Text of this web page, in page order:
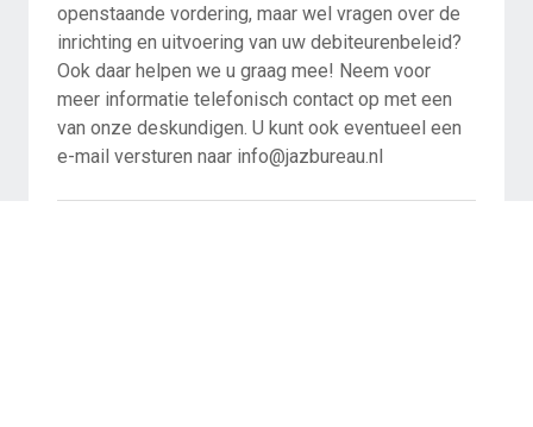
openstaande vordering, maar wel vragen over de
inrichting en uitvoering van uw debiteurenbeleid?
Ook daar helpen we u graag mee! Neem voor
meer informatie telefonisch contact op met een
van onze deskundigen. U kunt ook eventueel een
e-mail versturen naar info@jazbureau.nl